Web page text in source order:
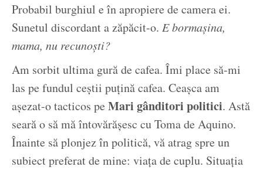
Probabil burghiul e în apropiere de camera ei.
Sunetul discordant a zăpăcit-o. E bormașina,
mama, nu recunoști?
Am sorbit ultima gură de cafea. Îmi place să-mi
las pe fundul ceștii puțină cafea. Ceașca am
așezat-o tacticos pe Mari gânditori politici. Astă
seară o să mă întovărășesc cu Toma de Aquino.
Înainte să plonjez în politică, vă atrag spre un
subiect preferat de mine: viața de cuplu. Situația